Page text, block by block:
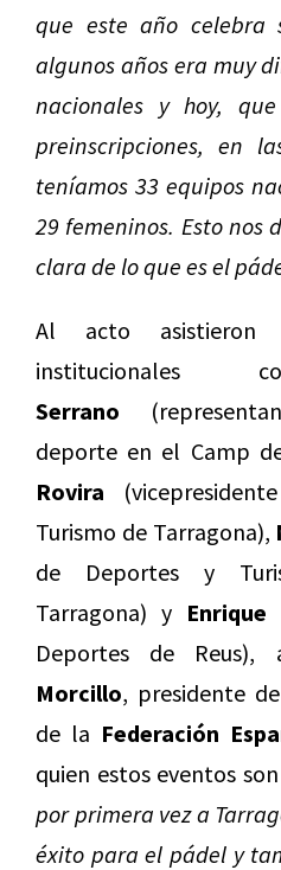
que este año celebra
algunos años era muy
nacionales y hoy,
preinscripciones, en
teníamos 33 equipos
29 femeninos. Esto
clara de lo que es el
Al acto asistieron
Serrano
deporte en el Camp
Rovira
Turismo de Tarragona),
de Deportes y
Tarragona) y Enrique
Deportes de Reus),
Morcillo, presidente
de la Federación
quien estos eventos
por primera vez a
éxito para el pádel y